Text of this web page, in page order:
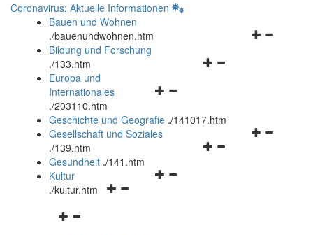
Coronavirus: Aktuelle Informationen
Bauen und Wohnen
./bauenundwohnen.htm
Navigationsmenü
Bildung und Forschung
./133.htm
Navigationsmenü
und
schließen
Europa und
Internationales
./203110.htm
Geschichte und Geografie ./141017.htm
Navigationsmenü
Gesellschaft und Soziales
./139.htm
Navigationsmenü
Gesundheit ./141.htm
Navigationsmenü
Kultur
./kultur.htm
Navigationsmenü